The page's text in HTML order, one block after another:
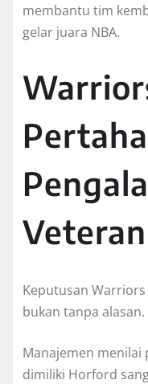
membantu tim
gelar juara NBA.
Veteran
Keputusan
bukan tanpa alasan.
Manajemen menilai
dimiliki Horford